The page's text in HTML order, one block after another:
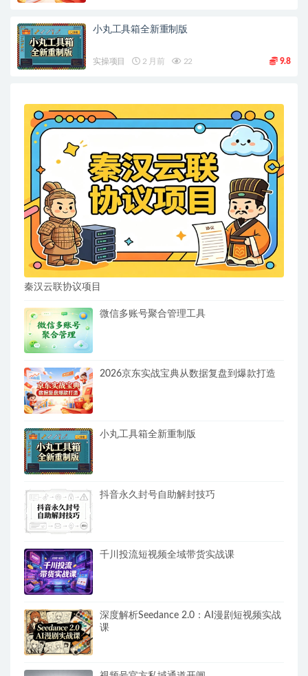
小丸工具箱全新重制版
实操项目 2 月前 22 9.8
秦汉云联协议项目
微信多账号聚合管理工具
2026京东实战宝典从数据复盘到爆款打造
小丸工具箱全新重制版
抖音永久封号自助解封技巧
千川投流短视频全域带货实战课
深度解析Seedance 2.0：AI漫剧短视频实战
课